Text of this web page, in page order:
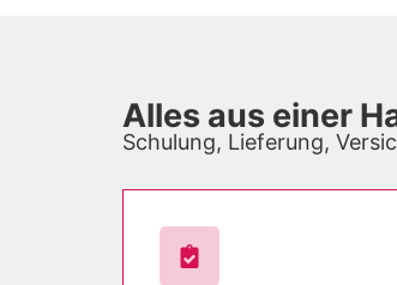
Alles aus einer
Schulung, Lieferung,